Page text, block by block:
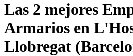
Las 2 mejores
Armarios en
Llobregat (